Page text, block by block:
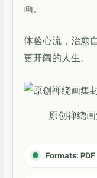
画。
体验心流，治愈
更开阔的人生。
原创禅绕
Formats: PDF